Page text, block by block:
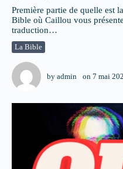
La Bible
Première partie de quelle est
Bible où Caillou vous
traduction…
by admin on 7 mai